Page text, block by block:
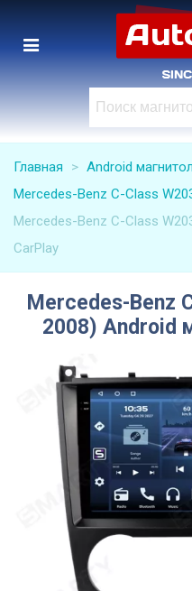
Главная > Android
Mercedes-Benz C-Class
Mercedes-Benz C-Class
CarPlay
Mercedes-Benz
2008) Android